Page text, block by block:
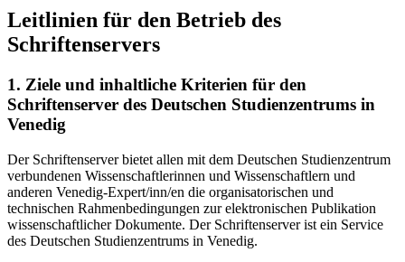
Leitlinien für den Betrieb des
Schriftenservers
1. Ziele und inhaltliche Kriterien für den
Schriftenserver des Deutschen Studienzentrums in
Venedig
Der Schriftenserver bietet allen mit dem Deutschen Studienzentrum
verbundenen Wissenschaftlerinnen und Wissenschaftlern und
anderen Venedig-Expert/inn/en die organisatorischen und
technischen Rahmenbedingungen zur elektronischen Publikation
wissenschaftlicher Dokumente. Der Schriftenserver ist ein Service
des Deutschen Studienzentrums in Venedig.